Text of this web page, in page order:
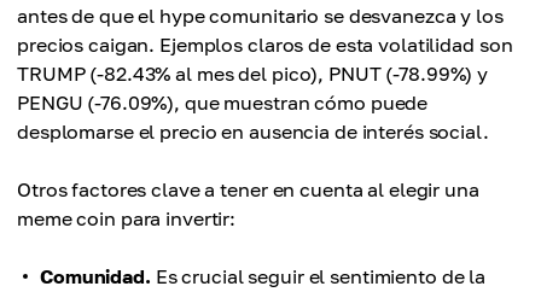
antes de que el hype comunitario se desvanezca y los
precios caigan. Ejemplos claros de esta volatilidad son
TRUMP (-82.43% al mes del pico), PNUT (-78.99%) y
PENGU (-76.09%), que muestran cómo puede
desplomarse el precio en ausencia de interés social.
Otros factores clave a tener en cuenta al elegir una
meme coin para invertir:
Comunidad. Es crucial seguir el sentimiento de la